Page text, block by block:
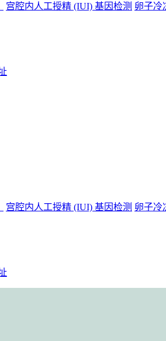
宫腔内人工授精 (IUI) 基因检测 卵子冷
宫腔内人工授精 (IUI) 基因检测 卵子冷